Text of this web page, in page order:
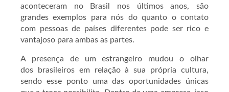
aconteceram no Brasil nos últimos anos, são
grandes exemplos para nós do quanto o contato
com pessoas de países diferentes pode ser rico e
vantajoso para ambas as partes.
A presença de um estrangeiro mudou o olhar
dos brasileiros em relação à sua própria cultura,
sendo esse ponto uma das oportunidades únicas